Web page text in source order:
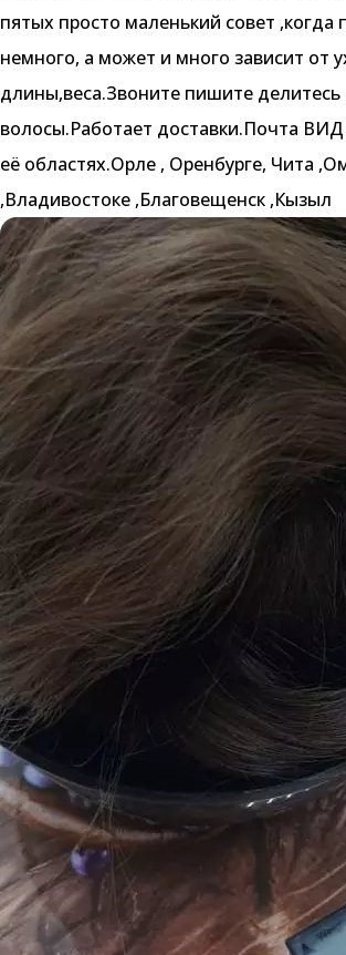
пятых просто маленький совет
немного, а может и много зависит от
длины,веса.Звоните пишите
волосы.Работает доставки.Почта
её областях.Орле , Оренбурге, Чита
,Владивостоке ,Благовещенск ,Кызыл